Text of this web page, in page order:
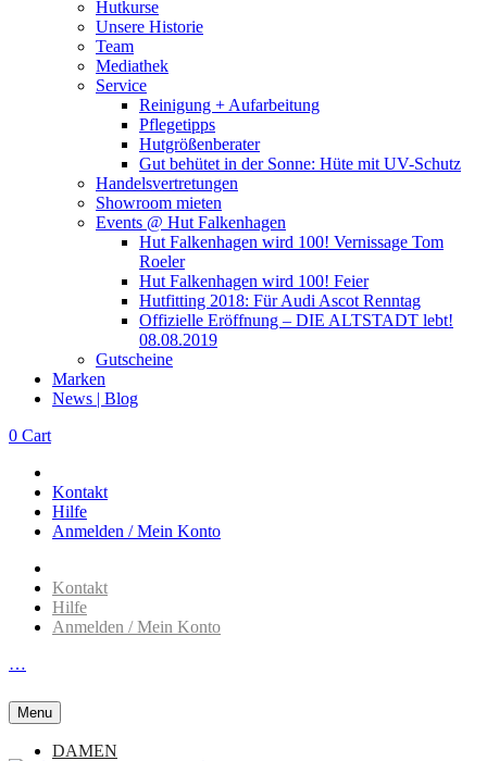
Hutkurse
Unsere Historie
Team
Mediathek
Service
Reinigung + Aufarbeitung
Pflegetipps
Hutgrößenberater
Gut behütet in der Sonne: Hüte mit UV-Schutz
Handelsvertretungen
Showroom mieten
Events @ Hut Falkenhagen
Hut Falkenhagen wird 100! Vernissage Tom
Roeler
Hut Falkenhagen wird 100! Feier
Hutfitting 2018: Für Audi Ascot Renntag
Offizielle Eröffnung – DIE ALTSTADT lebt!
08.08.2019
Gutscheine
Marken
News | Blog
0 Cart
Kontakt
Hilfe
Anmelden / Mein Konto
Kontakt
Hilfe
Anmelden / Mein Konto
…
Menu
DAMEN